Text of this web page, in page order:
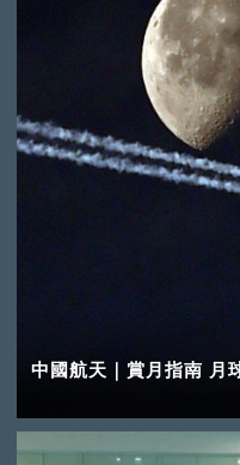
中國航天｜賞月指南 月